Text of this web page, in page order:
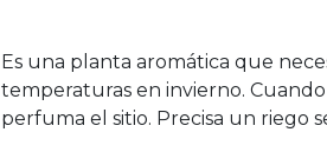
Es una planta aromática que
temperaturas en invierno.
perfuma el sitio. Precisa un riego